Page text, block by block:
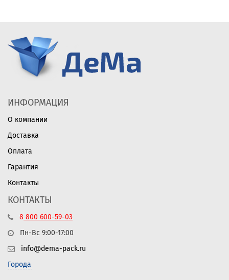
ИНФОРМАЦИЯ
О компании
Доставка
Оплата
Гарантия
Контакты
КОНТАКТЫ
8 800 600-59-03
Пн-Вс 9:00-17:00
info@dema-pack.ru
Города